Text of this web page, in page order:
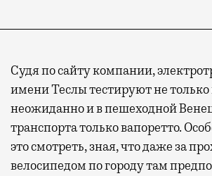
Судя по сайту компании,
имени Теслы тестируют не только
неожиданно и в пешеходной
транспорта только вапоретто.
это смотреть, зная, что даже за
велосипедом по городу там